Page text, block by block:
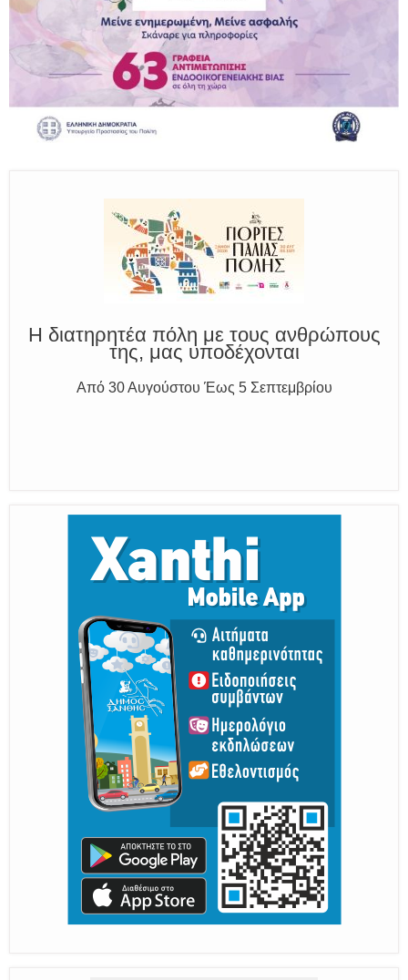
Η διατηρητέα πόλη με τους ανθρώπους
της, μας υποδέχονται
Παραμένουμε Προσεκτικοί
Καλούμε Άμεσα την Πυροσβεστική στο 199 ή στο 112
και δίνουμε σαφείς πληροφορίες